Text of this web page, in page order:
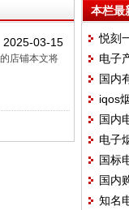
2025-03-15
店铺本文将
本栏最
悦刻
不出
电子
是什
国内
子烟
iqos
使用?
国内
品牌
电子
统一
国标
好抽?
国内
找
知名